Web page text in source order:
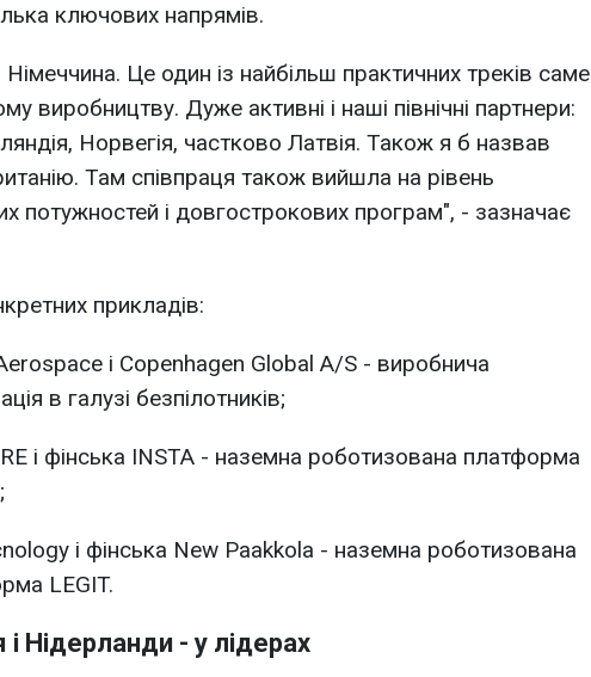
ключових напрямів.
Це один із найбільш практичних треків саме
виробництву. Дуже активні і наші північні партнери:
Норвегія, частково Латвія. Також я б назвав
Там співпраця також вийшла на рівень
потужностей і довгострокових програм", - зазначає
прикладів:
і Copenhagen Global A/S - виробнича
в галузі безпілотників;
і фінська INSTA - наземна роботизована платформа
і фінська New Paakkola - наземна роботизована
LEGIT.
і Нідерланди - у лідерах